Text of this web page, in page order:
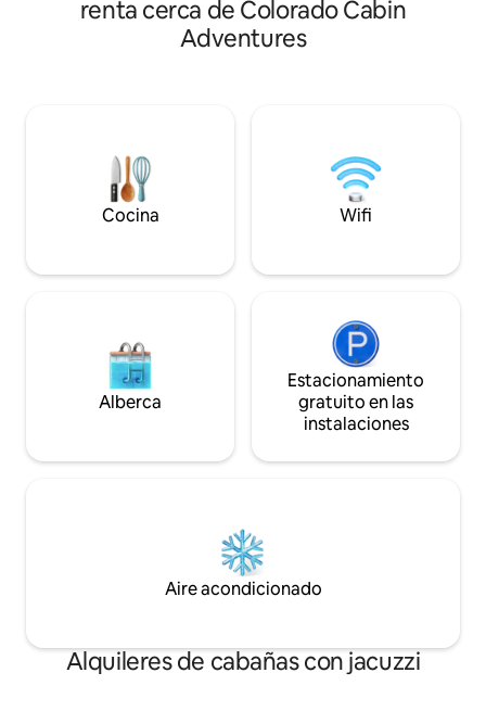
privado con hidromasaje ✦ Cúpula para
observar las estrellas ✦ Pintoresco lote
con fogata de gas, asientos Adirondack
y parrilla ✦ Chimenea de gas interior ✦
Cocina completa con barra de café y té
✦ Se admiten mascotas (un perro como
cumbre ► Fogata
para un sueño
a senderismo,
en aguas
alquiler de
renta cerca de Colorado Cabin
Adventures
Cocina Wifi
Alberca
Estacionamiento
gratuito en las
instalaciones
Aire acondicionado
Alquileres de cabañas con jacuzzi